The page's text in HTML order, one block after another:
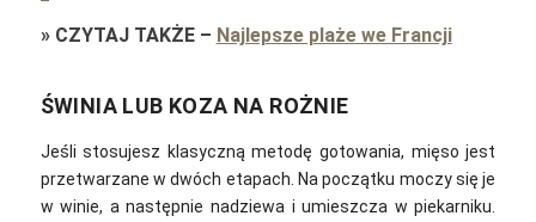
» CZYTAJ TAKŻE– Najlepsze plaże we Francji
ŚWINIA LUB KOZA NA ROŻNIE
Jeśli stosujesz klasyczną metodę gotowania, mięso jest
przetwarzane w dwóch etapach. Na początku moczy się je
w winie, a następnie nadziewa i umieszcza w piekarniku.